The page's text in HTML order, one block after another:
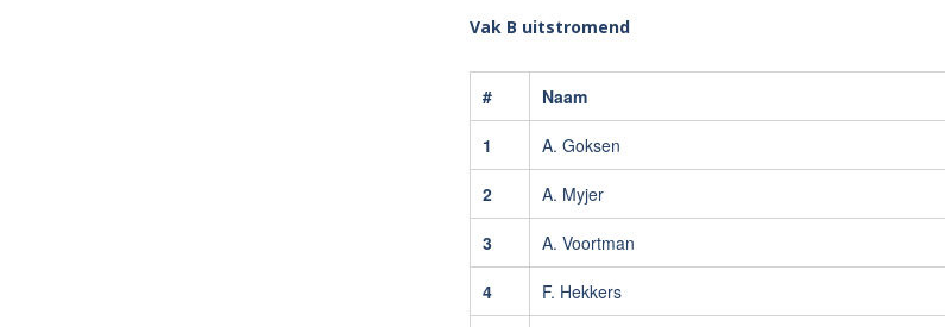
Vak B uitstromend
# Naam
1 A. Goksen
2 A. Myjer
3 A. Voortman
4 F. Hekkers